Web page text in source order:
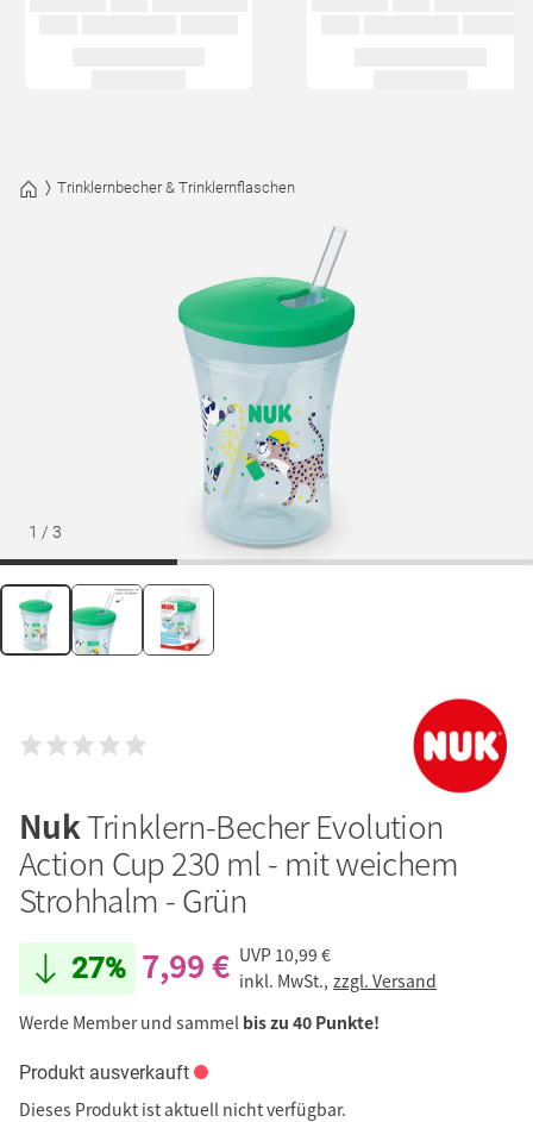
Trinklernbecher & Trinklernflaschen
1 / 3
NukTrinklern-Becher Evolution
Action Cup 230 ml - mit weichem
Strohhalm - Grün
27% 7,99 € UVP 10,99 €
inkl. MwSt., zzgl. Versand
Werde Member und sammel bis zu 40 Punkte!
Produkt ausverkauft
Dieses Produkt ist aktuell nicht verfügbar.